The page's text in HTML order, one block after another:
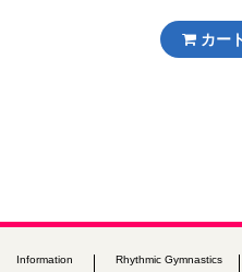
カー
Information Rhythmic Gymnastics